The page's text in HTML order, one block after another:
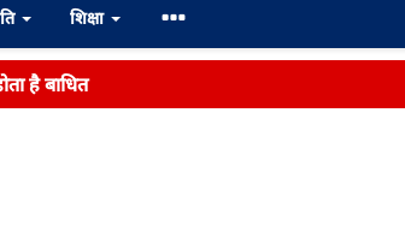
शिक्षा
है बाधित